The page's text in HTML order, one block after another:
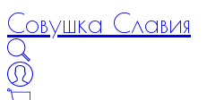
Совушка Славия